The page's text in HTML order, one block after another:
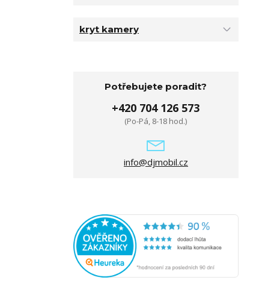
kryt kamery
Potřebujete poradit?
+420 704 126 573
(Po-Pá, 8-18 hod.)
info@djmobil.cz